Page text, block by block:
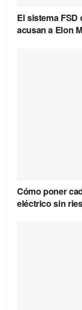
El sistema FSD
acusan a Elon
Cómo poner
eléctrico sin